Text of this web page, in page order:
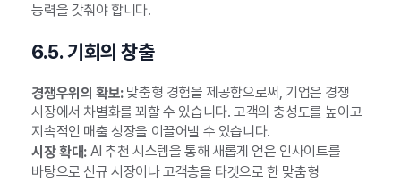
능력을 갖춰야 합니다.
6.5. 기회의 창출
경쟁우위의 확보:맞춤형 경험을 제공함으로써, 기업은 경쟁
시장에서 차별화를 꾀할 수 있습니다. 고객의 충성도를 높이고
지속적인 매출 성장을 이끌어낼 수 있습니다.
시장 확대:AI 추천 시스템을 통해 새롭게 얻은 인사이트를
바탕으로 신규 시장이나 고객층을 타겟으로 한 맞춤형